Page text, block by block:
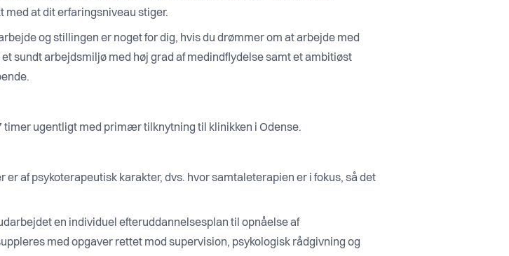
at dit erfaringsniveau stiger.
og stillingen er noget for dig, hvis du drømmer om at arbejde med
sundt arbejdsmiljø med høj grad af medindflydelse samt et ambitiøst
timer ugentligt med primær tilknytning til klinikken i Odense.
af psykoterapeutisk karakter, dvs. hvor samtaleterapien er i fokus, så det
en individuel efteruddannelsesplan til opnåelse af
med opgaver rettet mod supervision, psykologisk rådgivning og